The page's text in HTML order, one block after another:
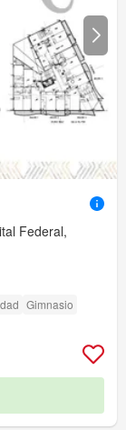
Federal,
Gimnasio